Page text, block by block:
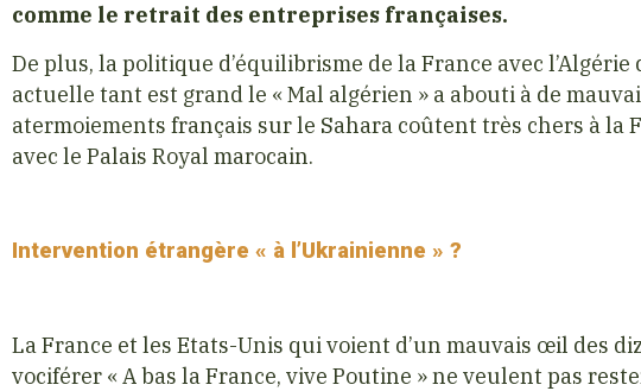
comme le retrait des entreprises françaises.
De plus, la politique d’équilibrisme de la France avec l’Algérie
actuelle tant est grand le « Mal algérien » a abouti à de
atermoiements français sur le Sahara coûtent très chers à la
avec le Palais Royal marocain.
Intervention étrangère « à l’Ukrainienne » ?
La France et les Etats-Unis qui voient d’un mauvais œil des
vociférer « A bas la France, vive Poutine » ne veulent pas